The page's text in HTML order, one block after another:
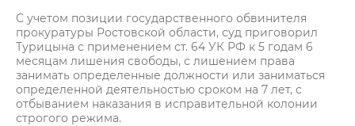
С учетом позиции государственного обвинителя
прокуратуры Ростовской области, суд приговорил
Турицына с применением ст. 64 УК РФ к 5 годам 6
месяцам лишения свободы, с лишением права
занимать определенные должности или заниматься
определенной деятельностью сроком на 7 лет, с
отбыванием наказания в исправительной колонии
строгого режима.